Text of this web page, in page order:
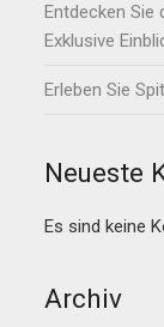
Entdecken Sie
Exklusive
Erleben Sie
Neueste
Es sind keine
Archiv